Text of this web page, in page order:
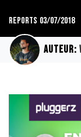
Reports 03/07/2018
Auteur: